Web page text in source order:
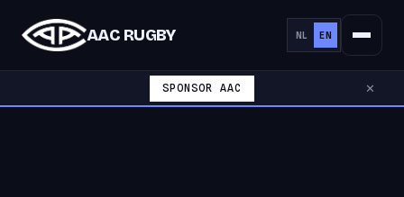
AAC RUGBY NL EN
SPONSOR AAC ✕